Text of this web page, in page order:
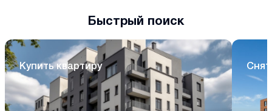
Быстрый поиск
Купить квартиру